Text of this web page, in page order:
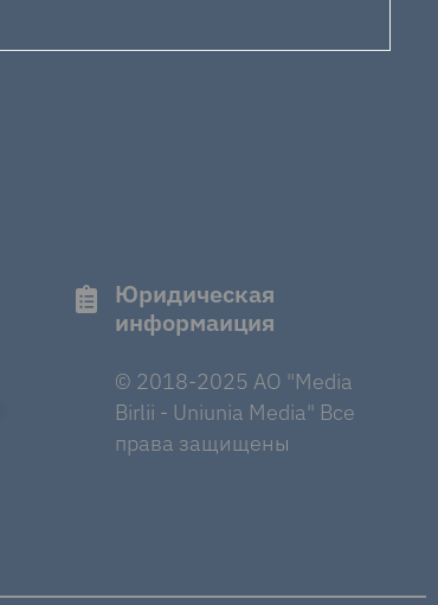
Юридическая
информаиция
© 2018-2025 AO "Media
Birlii - Uniunia Media" Все
права защищены